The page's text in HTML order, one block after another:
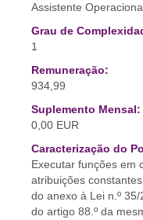
Assistente
Grau de
1
Remuneração:
934,99
Suplemento Mensal:
0,00 EUR
Caracterização do
Executar funções em
atribuições
do anexo à Lei n.º
do artigo 88.º da